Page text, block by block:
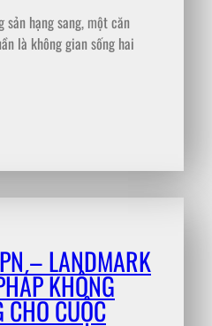
sản hạng sang, một căn
là không gian sống hai
– LANDMARK
KHÔNG
CUỘC